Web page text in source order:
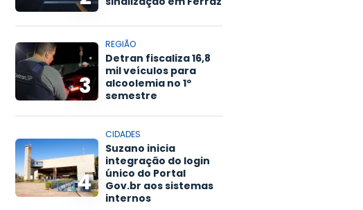
3
REGIÃO
Detran fiscaliza 16,8
mil veículos para
alcoolemia no 1º
semestre
4
CIDADES
Suzano inicia
integração do login
único do Portal
Gov.br aos sistemas
internos